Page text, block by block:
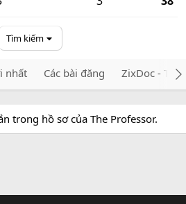
Tìm kiếm
nhất Các bài đăng ZixDoc - Tài
trong hồ sơ của The Professor.